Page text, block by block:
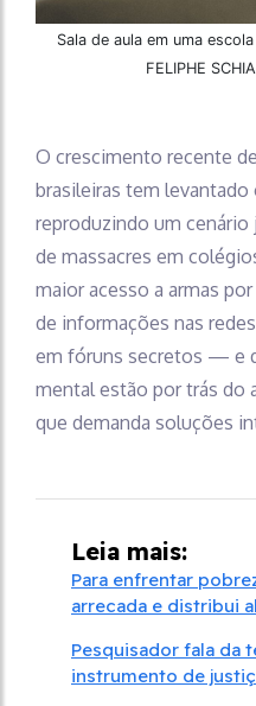
Sala de aula em uma
FELIPHE
O crescimento recente
brasileiras tem levantado
reproduzindo um
de massacres em
maior acesso a armas
de informações nas
em fóruns secretos — e
mental estão por trás do
que demanda soluções
Leia mais:
Para enfrentar
arrecada e distribui
Pesquisador fala da
instrumento de